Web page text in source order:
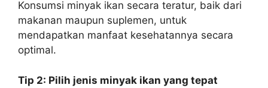
Konsumsi minyak ikan secara teratur, baik dari
makanan maupun suplemen, untuk
mendapatkan manfaat kesehatannya secara
optimal.
Tip 2: Pilih jenis minyak ikan yang tepat